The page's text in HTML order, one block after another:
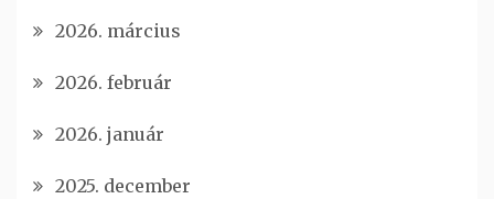
2026. március
2026. február
2026. január
2025. december